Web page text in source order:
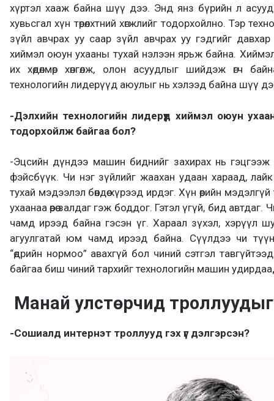
хүртэл хааж байна шүү дээ. Энд янз бүрийн л
хувьсгал хүн төрөлхтний хөгжлийг тодорхойлно. Тэр
зүйл авчрах уу саар зүйл авчрах уу гэдгийг
хиймэл оюун ухааны тухай нэлээн ярьж байна. Хиймэл
их хөдөлмөр хөнгөлж, олон асуудлыг шийдэж өгч
технологийн лидерүүд аюулыг нь хэлээд байна шүү
-Дэлхийн технологийн лидерүүд хиймэл оюун
тодорхойлж байгаа бол?
-Эцсийн дүндээ машин биднийг захирах нь
фэйсбүүк. Чи нэг зүйлийг жаахан удаан хараад,
тухай мэдээлэл бөөндөө хүрээд ирдэг. Хүн өөрийн
ухаанаа өөрөө залдаг гэж боддог. Гэтэл үгүй, бид
чамд ирээд байна гэсэн үг. Хараал зүхэл, хэрүүл
агуулгатай юм чамд ирээд байна. Сүүлдээ чи
“өдрийн нормоо” авахгүй бол чиний сэтгэл
байгаа биш чиний тархийг технологийн машин
Манай улстөрчид
-Сошиалд интернэт троллууд гэх үг дэлгэрсэн?